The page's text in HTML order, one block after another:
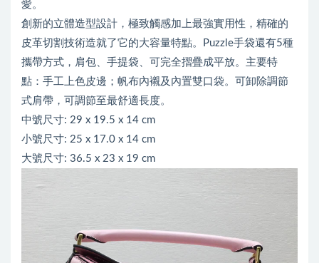
愛。
創新的立體造型設計，極致觸感加上最強實用性，精確的
皮革切割技術造就了它的大容量特點。Puzzle手袋還有5種
攜帶方式，肩包、手提袋、可完全摺疊成平放。主要特
點：手工上色皮邊；帆布內襯及內置雙口袋。可卸除調節
式肩帶，可調節至最舒適長度。
中號尺寸: 29 x 19.5 x 14 cm
小號尺寸: 25 x 17.0 x 14 cm
大號尺寸: 36.5 x 23 x 19 cm